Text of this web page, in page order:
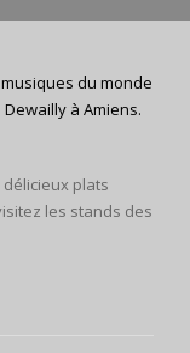
du monde
à Amiens.
plats
les stands des